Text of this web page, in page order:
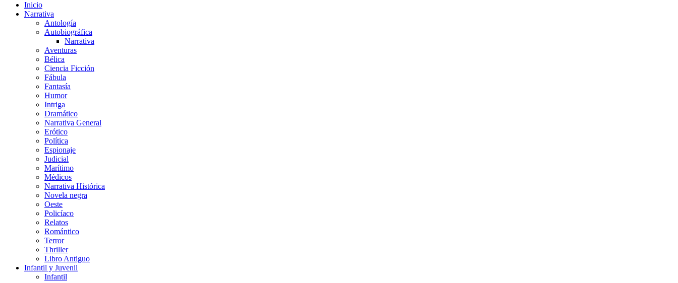
Inicio
Narrativa
Antología
Autobiográfica
Narrativa
Aventuras
Bélica
Ciencia Ficción
Fábula
Fantasía
Humor
Intriga
Dramático
Narrativa General
Erótico
Política
Espionaje
Judicial
Marítimo
Médicos
Narrativa Histórica
Novela negra
Oeste
Policíaco
Relatos
Romántico
Terror
Thriller
Libro Antiguo
Infantil y Juvenil
Infantil